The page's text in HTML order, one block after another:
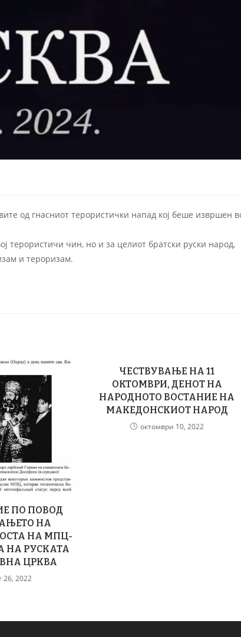
од гнасниот терористички напад кој беше извршен
терористичи чин, но и за целиот братски руски народ,
и тероризам.
ПО ПОВОД
НА
НА МПЦ-
НА РУСКАТА
ЦРКВА
26, 2022
ЧЕСТВУВАЊЕ НА 11
ОКТОМВРИ, ДЕНОТ НА
НАРОДНОТО ВОСТАНИЕ НА
МАКЕДОНСКИОТ НАРОД
октомври 10, 2022